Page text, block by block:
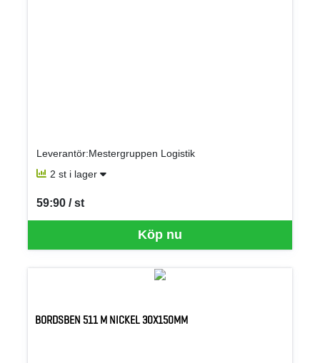
Leverantör:Mestergruppen Logistik
2 st i lager
Köp nu
59:90 / st
SEK per ST
BORDSBEN 511 M NICKEL 30X150MM